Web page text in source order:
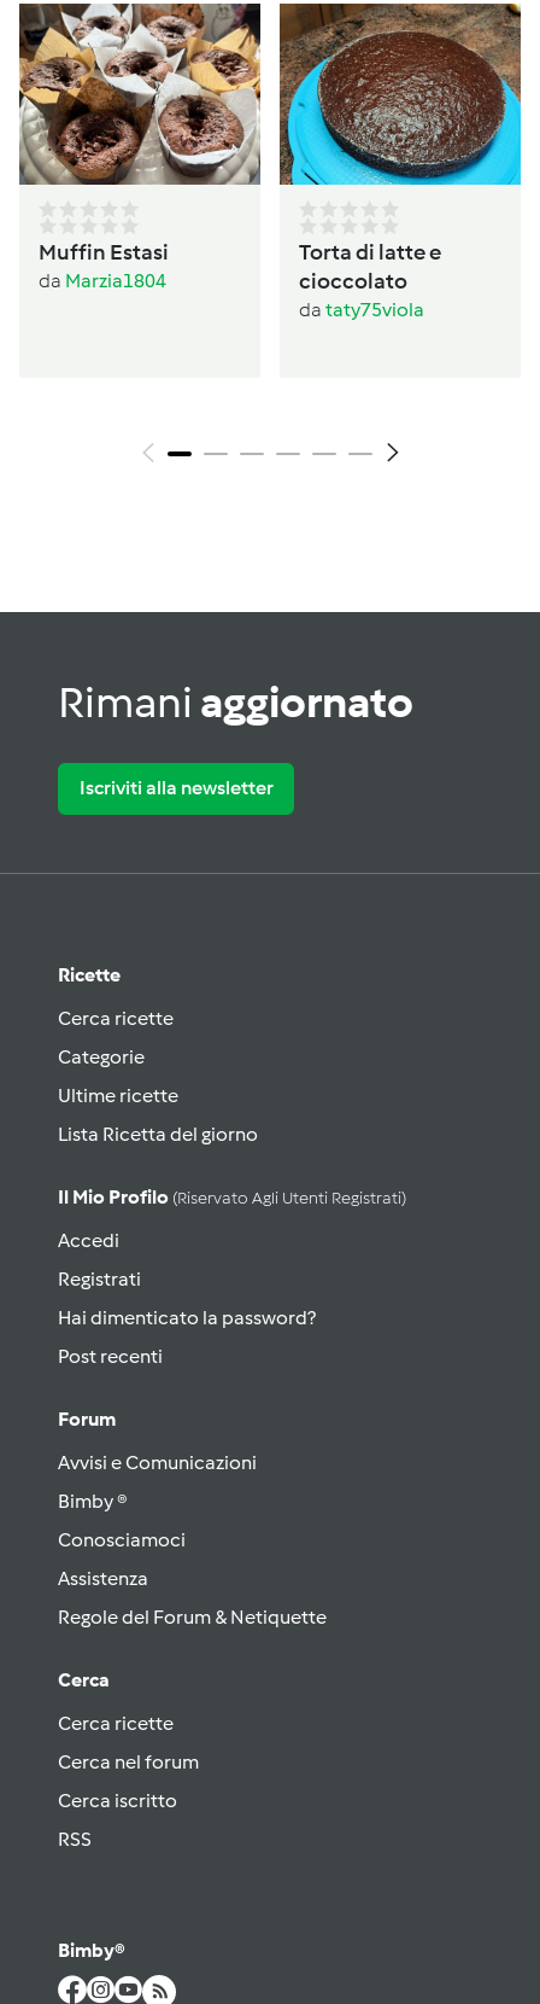
Muffin Estasi
da Marzia1804
Torta di latte e
cioccolato
da taty75viola
Rimani aggiornato
Iscriviti alla newsletter
Ricette
Cerca ricette
Categorie
Ultime ricette
Lista Ricetta del giorno
Il Mio Profilo (riservato Agli Utenti Registrati)
Accedi
Registrati
Hai dimenticato la password?
Post recenti
Forum
Avvisi e Comunicazioni
Bimby ®
Conosciamoci
Assistenza
Regole del Forum & Netiquette
Cerca
Cerca ricette
Cerca nel forum
Cerca iscritto
RSS
Bimby®